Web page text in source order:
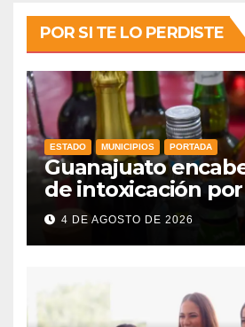
POR SI TE LO PERDISTE
ESTADO MUNICIPIOS PORTADA
Guanajuato
de intoxicación
nivel nacional
4 DE AGOSTO DE 2026